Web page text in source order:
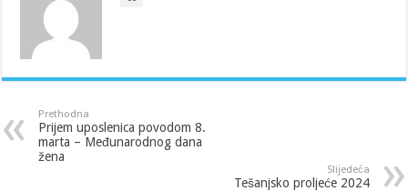
Prethodna
Prijem uposlenica povodom 8.
marta – Međunarodnog dana
žena
Slijedeća
Tešanjsko proljeće 2024